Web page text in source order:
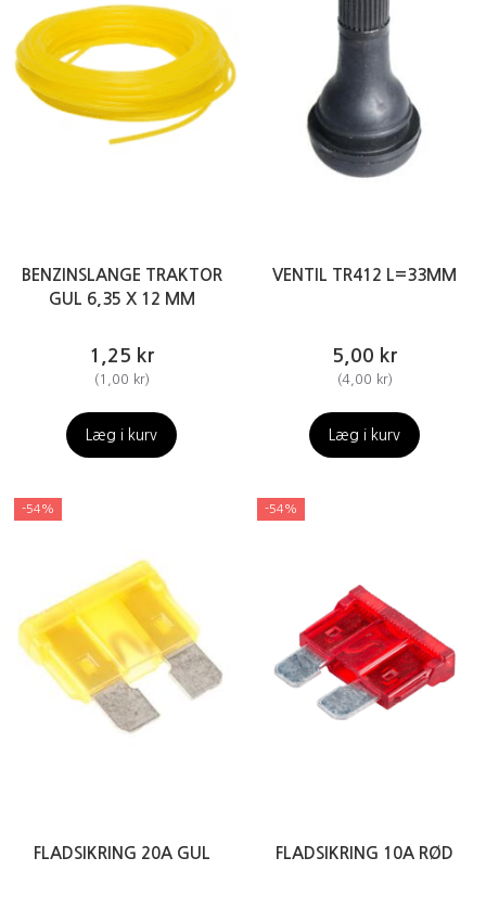
BENZINSLANGE TRAKTOR
GUL 6,35 X 12 MM
1,25 kr
(1,00 kr)
Læg i kurv
VENTIL TR412 L=33MM
5,00 kr
(4,00 kr)
Læg i kurv
-54%
FLADSIKRING 20A GUL
-54%
FLADSIKRING 10A RØD